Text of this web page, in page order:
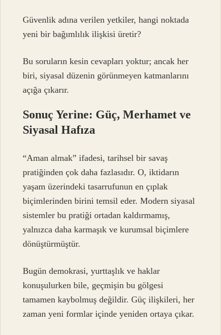
Güvenlik adına verilen yetkiler, hangi noktada
yeni bir bağımlılık ilişkisi üretir?
Bu soruların kesin cevapları yoktur; ancak her
biri, siyasal düzenin görünmeyen katmanlarını
açığa çıkarır.
Sonuç Yerine: Güç, Merhamet ve
Siyasal Hafıza
“Aman almak” ifadesi, tarihsel bir savaş
pratiğinden çok daha fazlasıdır. O, iktidarın
yaşam üzerindeki tasarrufunun en çıplak
biçimlerinden birini temsil eder. Modern siyasal
sistemler bu pratiği ortadan kaldırmamış,
yalnızca daha karmaşık ve kurumsal biçimlere
dönüştürmüştür.
Bugün demokrasi, yurttaşlık ve haklar
konuşulurken bile, geçmişin bu gölgesi
tamamen kaybolmuş değildir. Güç ilişkileri, her
zaman yeni formlar içinde yeniden ortaya çıkar.